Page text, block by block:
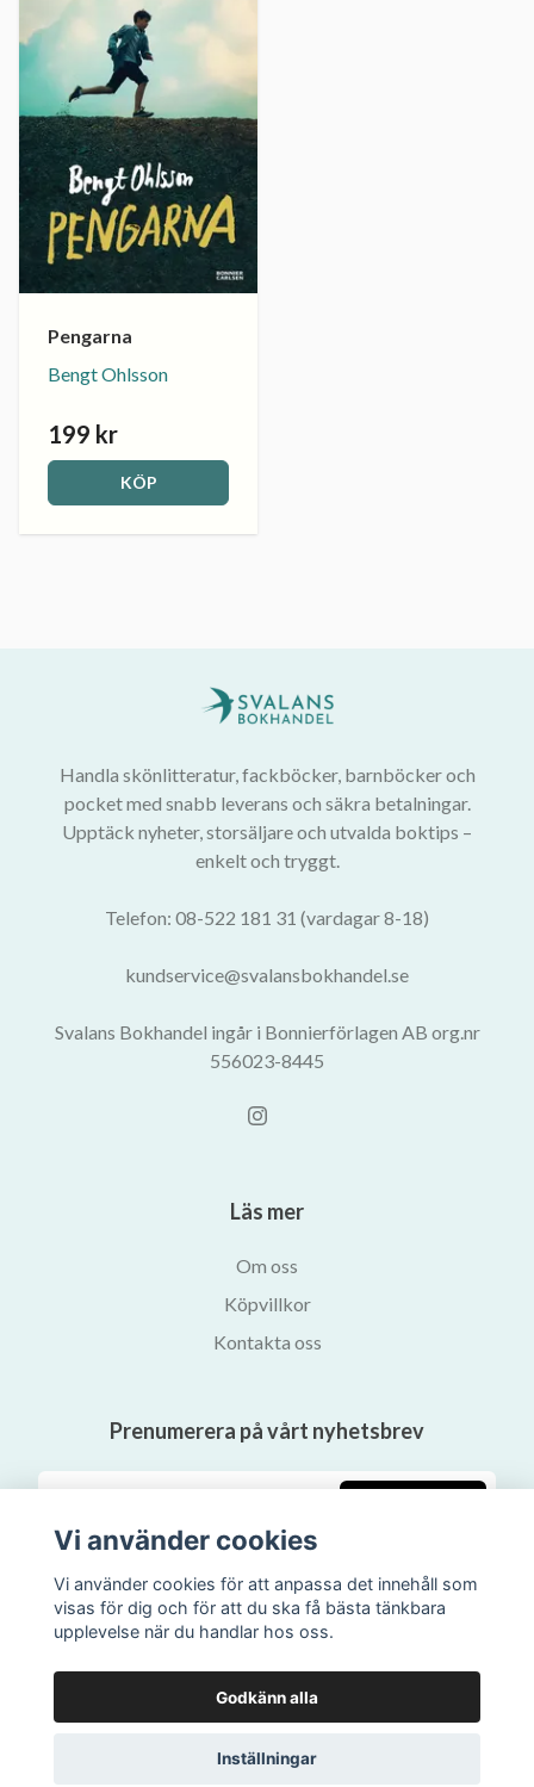
Pengarna
Bengt Ohlsson
199 kr
KÖP
Handla skönlitteratur, fackböcker, barnböcker och
pocket med snabb leverans och säkra betalningar.
Upptäck nyheter, storsäljare och utvalda boktips –
enkelt och tryggt.
Telefon: 08-522 181 31 (vardagar 8-18)
kundservice@svalansbokhandel.se
Svalans Bokhandel ingår i Bonnierförlagen AB org.nr
556023-8445
Läs mer
Om oss
Köpvillkor
Kontakta oss
Prenumerera på vårt nyhetsbrev
© 2026 Svalans Bokhandel
Vi använder cookies
Vi använder cookies för att anpassa det innehåll som
visas för dig och för att du ska få bästa tänkbara
upplevelse när du handlar hos oss.
Godkänn alla
Inställningar